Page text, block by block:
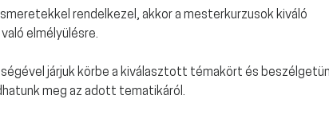
rendelkezel, akkor a mesterkurzusok kiváló
elmélyülésre.
járjuk körbe a kiválasztott témakört és
meg az adott tematikáról.